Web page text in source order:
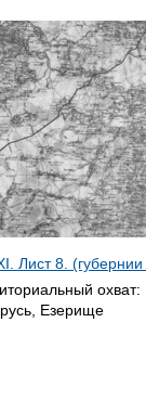
Лист 8.
охват:
Езерище